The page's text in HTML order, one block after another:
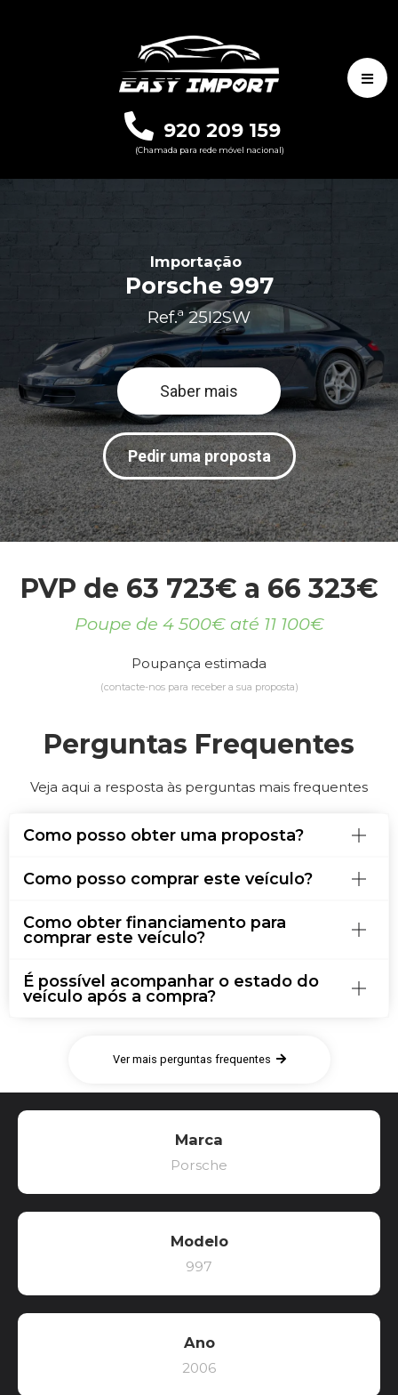
920 209 159
(Chamada para rede móvel nacional)
Importação
Porsche 997
Ref.ª 25I2SW
Saber mais
Pedir uma proposta
PVP de 63 723€ a 66 323€
Poupe de 4 500€ até 11 100€
Poupança estimada
(contacte-nos para receber a sua proposta)
Perguntas Frequentes
Veja aqui a resposta às perguntas mais frequentes
Como posso obter uma proposta?
Como posso comprar este veículo?
Como obter financiamento para
comprar este veículo?
É possível acompanhar o estado do
veículo após a compra?
Ver mais perguntas frequentes
Marca
Porsche
Modelo
997
Ano
2006